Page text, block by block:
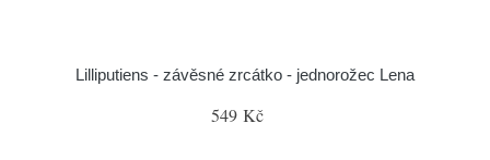
Lilliputiens - závěsné zrcátko - jednorožec Lena
549 Kč